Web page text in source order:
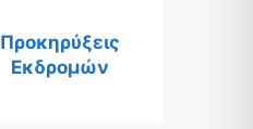
Προκηρύξεις
Εκδρομών